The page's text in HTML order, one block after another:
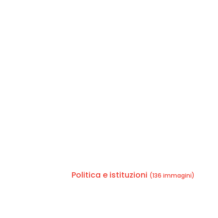
Politica e istituzioni (136 immagini)